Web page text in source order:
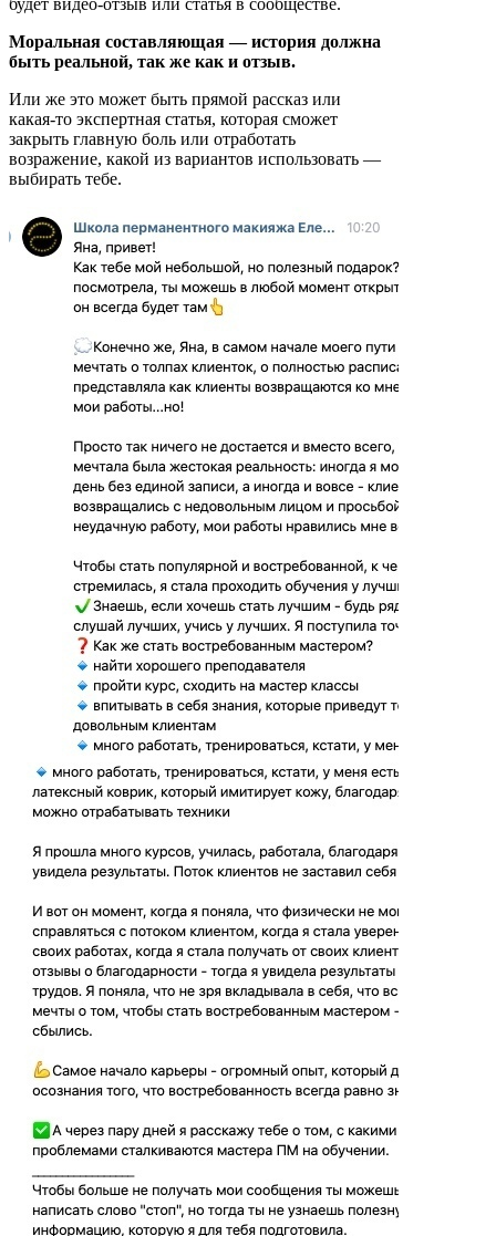
будет видео-отзыв или статья в сообществе.
Моральная составляющая — история должна
быть реальной, так же как и отзыв.
Или же это может быть прямой рассказ или
какая-то экспертная статья, которая сможет
закрыть главную боль или отработать
возражение, какой из вариантов использовать —
выбирать тебе.